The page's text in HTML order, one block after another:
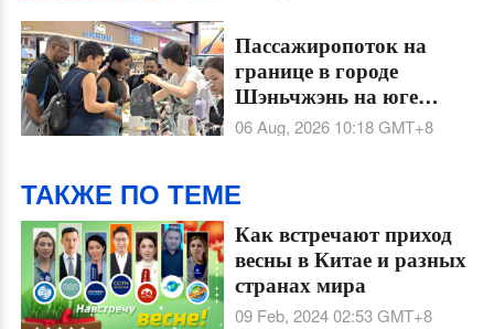
притяжения для
шопинга
Пассажиропоток на
границе в городе
Шэньчжэнь на юге
Китая этим летом
06 Aug, 2026 10:18GMT+8
ТАКЖЕ ПО ТЕМЕ
Как встречают приход
весны в Китае и разных
странах мира
09 Feb, 2024 02:53GMT+8